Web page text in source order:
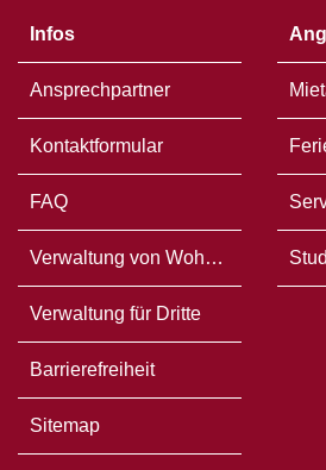
Infos
Ansprechpartner
Kontaktformular
FAQ
Verwaltung von Wohneigentum
Verwaltung für Dritte
Barrierefreiheit
Sitemap